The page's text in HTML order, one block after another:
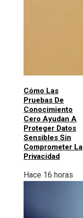
Cómo Las
Pruebas De
Conocimiento
Cero Ayudan A
Proteger Datos
Sensibles Sin
Comprometer La
Privacidad
Hace 16 horas